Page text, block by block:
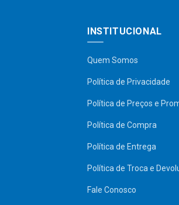
INSTITUCIONAL
Quem Somos
Política de Privacidade
Política de Preços e
Política de Compra
Política de Entrega
Política de Troca e
Fale Conosco